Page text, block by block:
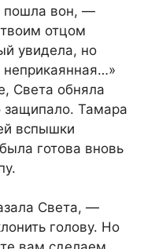
пошла вон, —
отцом
увидела, но
Света обняла
защипало. Тамара
вспышки
готова вновь
Света, —
голову. Но